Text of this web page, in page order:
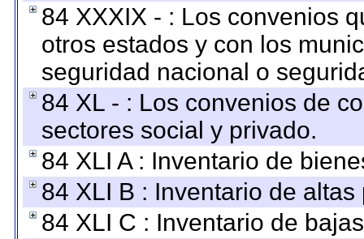
84 XXXIX - : Los convenios
otros estados y con los
seguridad nacional o
84 XL - : Los convenios de
sectores social y privado.
84 XLI A : Inventario de
84 XLI B : Inventario de
84 XLI C : Inventario de